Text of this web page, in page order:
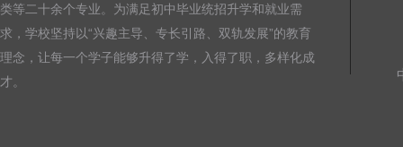
类等二十余个专业。为满足初中毕业统招升学和就业需
求，学校坚持以“兴趣主导、专长引路、双轨发展”的教育
理念，让每一个学子能够升得了学，入得了职，多样化成
才。